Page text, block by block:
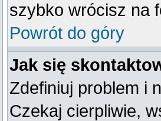
szybko wrócisz na
Powrót do góry
Jak się
Zdefiniuj problem i
Czekaj cierpliwie,